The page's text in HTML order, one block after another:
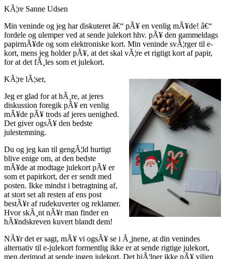
KÃ¦re Sanne Udsen
Min veninde og jeg har diskuteret â€“ pÃ¥ en venlig mÃ¥de! â€“
fordele og ulemper ved at sende julekort hhv. pÃ¥ den gammeldags
papirmÃ¥de og som elektroniske kort. Min veninde svÃ¦rger til e-
kort, mens jeg holder pÃ¥, at det skal vÃ¦re et rigtigt kort af papir,
for at det fÃ¸les som et julekort.
KÃ¦re lÃ¦ser,
Jeg er glad for at hÃ¸re, at jeres
diskussion foregik pÃ¥ en venlig
mÃ¥de pÃ¥ trods af jeres uenighed.
Det giver ogsÃ¥ den bedste
julestemning.
Du og jeg kan til gengÃ¦ld hurtigt
blive enige om, at den bedste
mÃ¥de at modtage julekort pÃ¥ er
som et papirkort, der er sendt med
posten. Ikke mindst i betragtning af,
at stort set alt resten af ens post
bestÃ¥r af rudekuverter og reklamer.
Hvor skÃ¸nt nÃ¥r man finder en
hÃ¥ndskreven kuvert blandt dem!
NÃ¥r det er sagt, mÃ¥ vi ogsÃ¥ se i Ã¸jnene, at din venindes
alternativ til e-julekort formentlig ikke er at sende rigtige julekort,
men derimod at sende ingen julekort. Det hjÃ¦lper ikke pÃ¥ viljen